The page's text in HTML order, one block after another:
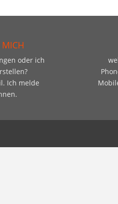
MICH
oder ich
Ich melde